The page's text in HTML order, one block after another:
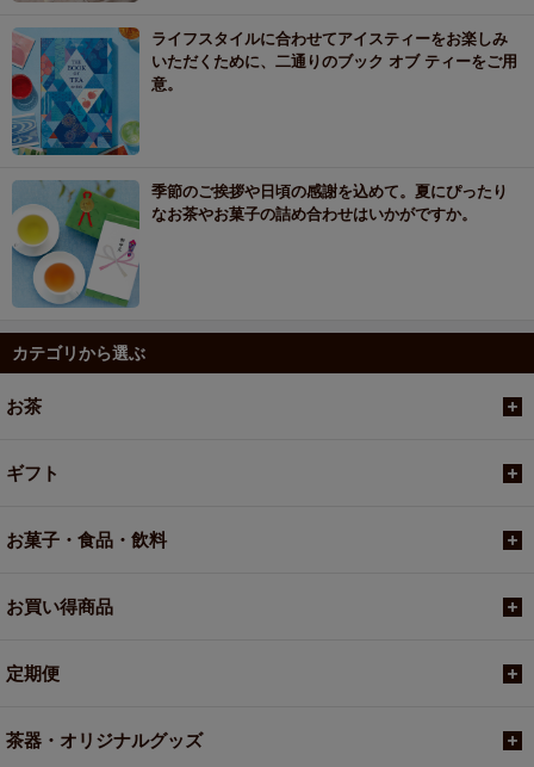
ライフスタイルに合わせてアイスティーをお楽しみ
いただくために、二通りのブック オブ ティーをご用
意。
季節のご挨拶や日頃の感謝を込めて。夏にぴったり
なお茶やお菓子の詰め合わせはいかがですか。
カテゴリから選ぶ
お茶
ギフト
お菓子・食品・飲料
お買い得商品
定期便
茶器・オリジナルグッズ